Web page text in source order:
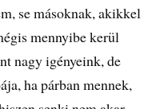
se másoknak, akikkel
mennyibe kerül
nagy igényeink, de
ha párban mennek,